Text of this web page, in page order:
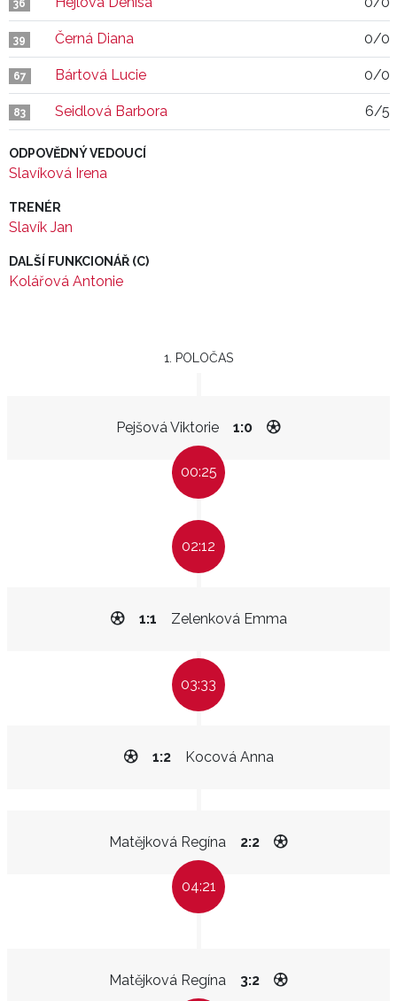
36
39 Černá Diana 0/0
67 Bártová Lucie 0/0
83 Seidlová Barbora 6/5
ODPOVĚDNÝ VEDOUCÍ
Slavíková Irena
TRENÉR
Slavík Jan
DALŠÍ FUNKCIONÁŘ (C)
Kolářová Antonie
1. POLOČAS
Pejšová Viktorie 1:0
00:25
02:12
Zelenková Emma
1:1
03:33
Kocová Anna
1:2
Matějková Regína 2:2
04:21
Matějková Regína 3:2